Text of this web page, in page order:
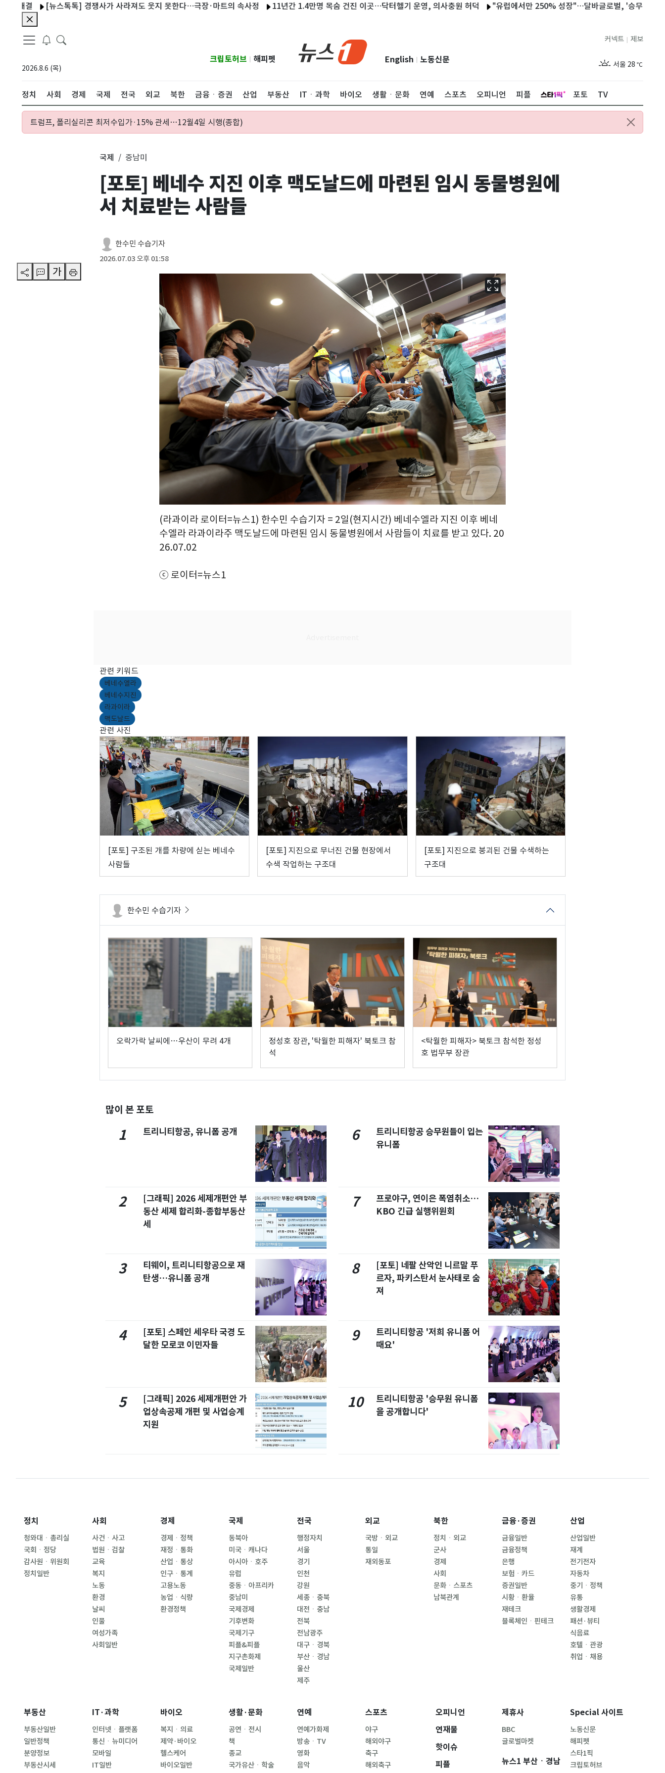
[뉴스톡톡] 경쟁사가 사라져도 웃지 못한다…극장·마트의 속사정 11년간 1.4만명 목숨 건진 이곳…닥터헬기 운영, 의사충원 허덕 "유럽에서만 250% 성장"…달바글로벌, '승무원 미스트' 의
2026.8.6 (목)
크립토허브 해피펫 English 노동신문
제보
커넥트
서울 28 ℃
28
정치 사회 경제 국제 전국 외교 북한 금융ㆍ증권 산업 부동산 ITㆍ과학 바이오 생활ㆍ문화 연예 스포츠 오피니언 피플 포토 TV
트럼프, 폴리실리콘 최저수입가·15% 관세…12월4일 시행(종합)
가
국제 중남미
[포토] 베네수 지진 이후 맥도날드에 마련된 임시 동물병원에
서 치료받는 사람들
한수민 수습기자
2026.07.03 오후 01:58
(라과이라 로이터=뉴스1) 한수민 수습기자 = 2일(현지시간) 베네수엘라 지진 이후 베네
수엘라 라과이라주 맥도날드에 마련된 임시 동물병원에서 사람들이 치료를 받고 있다. 20
26.07.02
ⓒ 로이터=뉴스1
관련 키워드
베네수엘라
베네수지진
라과이라
맥도날드
관련 사진
[포토] 구조된 개를 차량에 싣는 베네수
사람들
[포토] 지진으로 무너진 건물 현장에서
수색 작업하는 구조대
[포토] 지진으로 붕괴된 건물 수색하는
구조대
한수민 수습기자
오락가락 날씨에…우산이 무려 4개
정성호 장관, '탁월한 피해자' 북토크 참
석
<탁월한 피해자> 북토크 참석한 정성
호 법무부 장관
많이 본 포토
1 트리니티항공, 유니폼 공개
2
[그래픽] 2026 세제개편안 부
동산 세제 합리화-종합부동산
세
3
티웨이, 트리니티항공으로 재
탄생…유니폼 공개
4
[포토] 스페인 세우타 국경 도
달한 모로코 이민자들
5
[그래픽] 2026 세제개편안 가
업상속공제 개편 및 사업승계
지원
6
트리니티항공 승무원들이 입는
유니폼
7
프로야구, 연이은 폭염취소…
KBO 긴급 실행위원회
8
[포토] 네팔 산악인 니르말 푸
르자, 파키스탄서 눈사태로 숨
져
9
트리니티항공 '저희 유니폼 어
때요'
10
트리니티항공 '승무원 유니폼
을 공개합니다'
정치
청와대ㆍ총리실
국회ㆍ정당
감사원ㆍ위원회
정치일반
사회
사건ㆍ사고
법원ㆍ검찰
교육
복지
노동
환경
날씨
인물
여성가족
사회일반
경제
경제ㆍ정책
재정ㆍ통화
산업ㆍ통상
인구ㆍ통계
고용노동
농업ㆍ식량
환경정책
국제
동북아
미국ㆍ캐나다
아시아ㆍ호주
유럽
중동ㆍ아프리카
중남미
국제경제
기후변화
국제기구
피플&피플
지구촌화제
국제일반
전국
행정자치
서울
경기
인천
강원
세종ㆍ충북
대전ㆍ충남
전북
전남광주
대구ㆍ경북
부산ㆍ경남
울산
제주
외교
국방ㆍ외교
통일
재외동포
북한
정치ㆍ외교
군사
경제
사회
문화ㆍ스포츠
남북관계
금융·증권
금융일반
금융정책
은행
보험ㆍ카드
증권일반
시황ㆍ환율
재테크
블록체인ㆍ핀테크
산업
산업일반
재계
전기전자
자동차
중기ㆍ정책
유통
생활경제
패션·뷰티
식음료
호텔ㆍ관광
취업ㆍ채용
부동산
부동산일반
일반정책
분양정보
부동산시세
IT·과학
인터넷ㆍ플랫폼
통신ㆍ뉴미디어
모바일
IT일반
바이오
복지ㆍ의료
제약·바이오
헬스케어
바이오일반
생활·문화
공연ㆍ전시
책
종교
국가유산ㆍ학술
연예
연예가화제
방송ㆍTV
영화
음악
스포츠
야구
해외야구
축구
해외축구
오피니언
연재물
핫이슈
피플
제휴사
BBC
글로벌마켓
뉴스1 부산ㆍ경남
Special 사이트
노동신문
해피펫
스타1픽
크립토허브